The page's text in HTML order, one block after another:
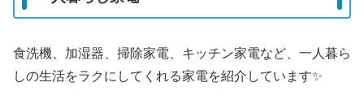
食洗機、加湿器、掃除家電、キッチン家電など、一人暮ら
しの生活をラクにしてくれる家電を紹介しています✨